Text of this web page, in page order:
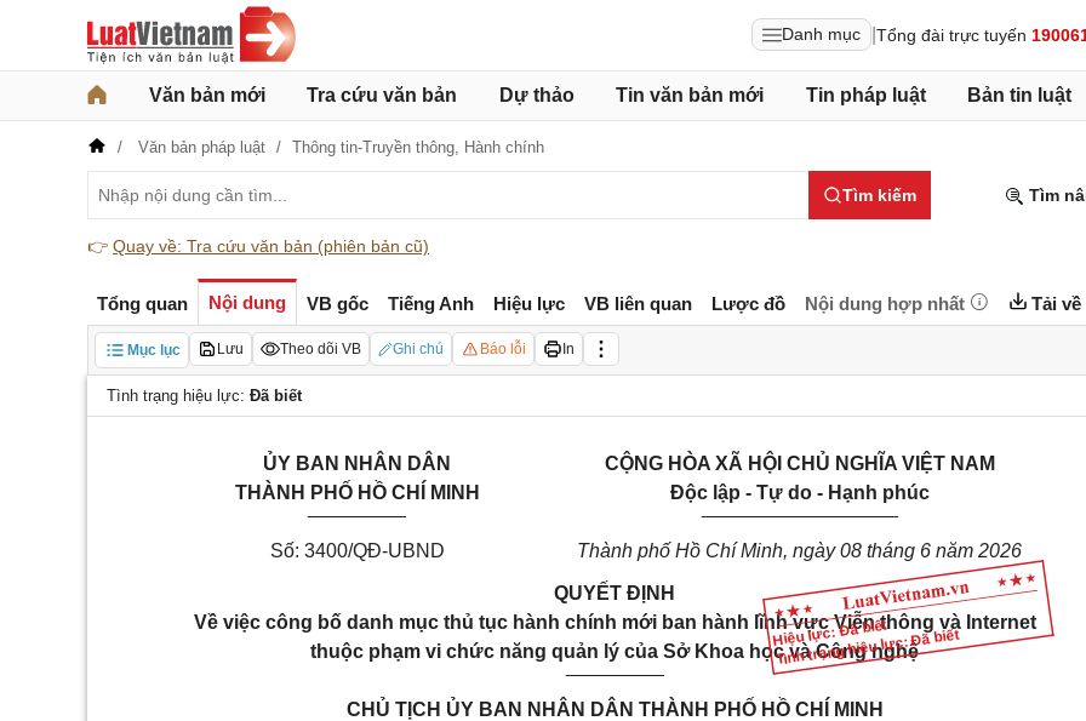
Danh mục Tổng đài trực tuyến
Văn bản mới Tra cứu văn bản Dự thảo Tin văn bản mới Tin pháp luật Bản tin luật
Văn bản pháp luật Thông tin-Truyền thông, Hành chính
Tìm kiếm Tìm
👉 Quay về: Tra cứu văn bản (phiên bản cũ)
Tổng quan Nội dung VB gốc Tiếng Anh Hiệu lực VB liên quan Lược đồ Nội dung hợp nhất Tải về
Mục lục Lưu Theo dõi VB Ghi chú Báo lỗi In
Tình trạng hiệu lực: Đã biết
Hiệu lực: Đã biết
Tình trạng hiệu lực: Đã biết
ỦY BAN NHÂN DÂN
THÀNH PHỐ HỒ CHÍ MINH
Số: 3400/QĐ-UBND
CỘNG HÒA XÃ HỘI CHỦ NGHĨA VIỆT NAM
Độc lập - Tự do - Hạnh phúc
__________________
Thành phố Hồ Chí Minh, ngày 08 tháng 6 năm 2026
QUYẾT ĐỊNH
Về việc công bố danh mục thủ tục hành chính mới ban hành lĩnh vực Viễn thông và Internet
thuộc phạm vi chức năng quản lý của Sở Khoa học và Công nghệ
_________
CHỦ TỊCH ỦY BAN NHÂN DÂN THÀNH PHỐ HỒ CHÍ MINH